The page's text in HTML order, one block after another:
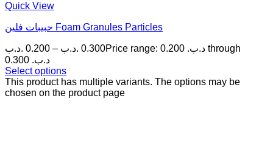
Quick View
حبيبات فلين Foam Granules Particles
0.200 .د.ب – 0.300 .د.ب
Price range: 0.200 .د.ب through
0.300 .د.ب
Select options
This product has multiple variants. The options may be
chosen on the product page